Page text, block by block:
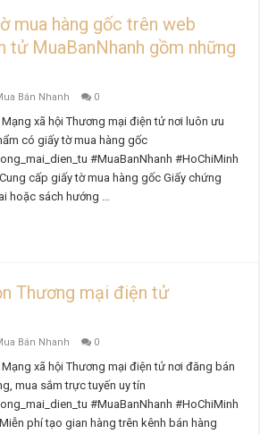
mua hàng gốc trên web
tử MuaBanNhanh gồm những
Bán Nhanh 0
xã hội Thương mại điện tử nơi luôn ưu
có giấy tờ mua hàng gốc
#MuaBanNhanh #HoChiMinh
cấp giấy tờ mua hàng gốc Giấy chứng
hoặc sách hướng …
Thương mại điện tử
Bán Nhanh 0
xã hội Thương mại điện tử nơi đăng bán
mua sắm trực tuyến uy tín
#MuaBanNhanh #HoChiMinh
phí tạo gian hàng trên kênh bán hàng